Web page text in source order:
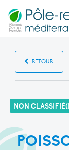
RETOUR
NON